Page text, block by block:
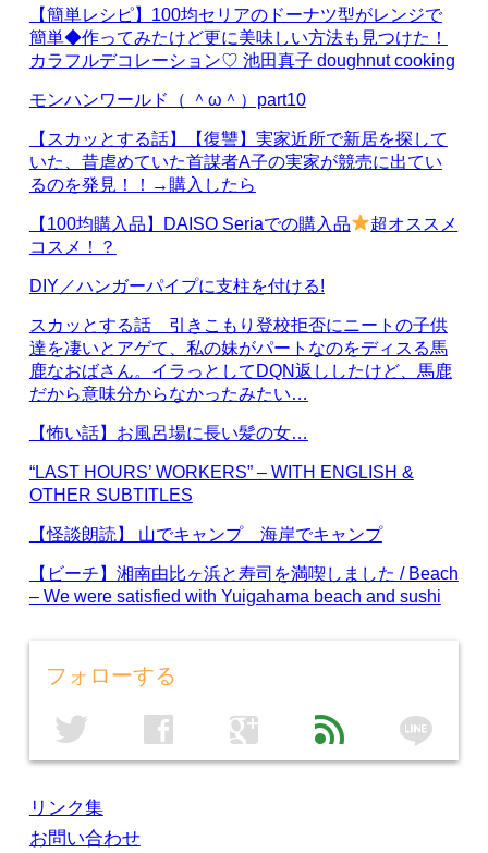
【簡単レシピ】100均セリアのドーナツ型がレンジで
簡単◆作ってみたけど更に美味しい方法も見つけた！
カラフルデコレーション♡ 池田真子 doughnut cooking
モンハンワールド（ ＾ω＾）part10
【スカッとする話】【復讐】実家近所で新居を探して
いた、昔虐めていた首謀者A子の実家が競売に出てい
るのを発見！！→購入したら
【100均購入品】DAISO Seriaでの購入品
超オススメ
コスメ！？
DIY／ハンガーパイプに支柱を付ける!
スカッとする話 引きこもり登校拒否にニートの子供
達を凄いとアゲて、私の妹がパートなのをディスる馬
鹿なおばさん。イラっとしてDQN返ししたけど、馬鹿
だから意味分からなかったみたい…
【怖い話】お風呂場に長い髪の女…
“LAST HOURS’ WORKERS” – WITH ENGLISH &
OTHER SUBTITLES
【怪談朗読】 山でキャンプ 海岸でキャンプ
【ビーチ】湘南由比ヶ浜と寿司を満喫しました / Beach
– We were satisfied with Yuigahama beach and sushi
フォローする
twitter facebook google feed line
リンク集
お問い合わせ